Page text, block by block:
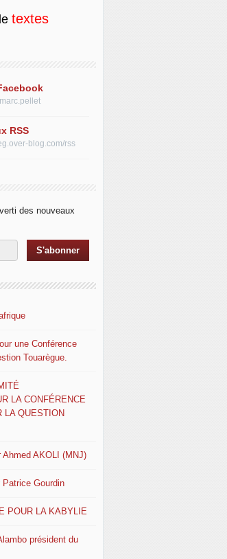
textes
RSS
blog.com/rss
des nouveaux
une Conférence
Touarègue.
LA CONFÉRENCE
LA QUESTION
AKOLI (MNJ)
Gourdin
POUR LA KABYLIE
président du